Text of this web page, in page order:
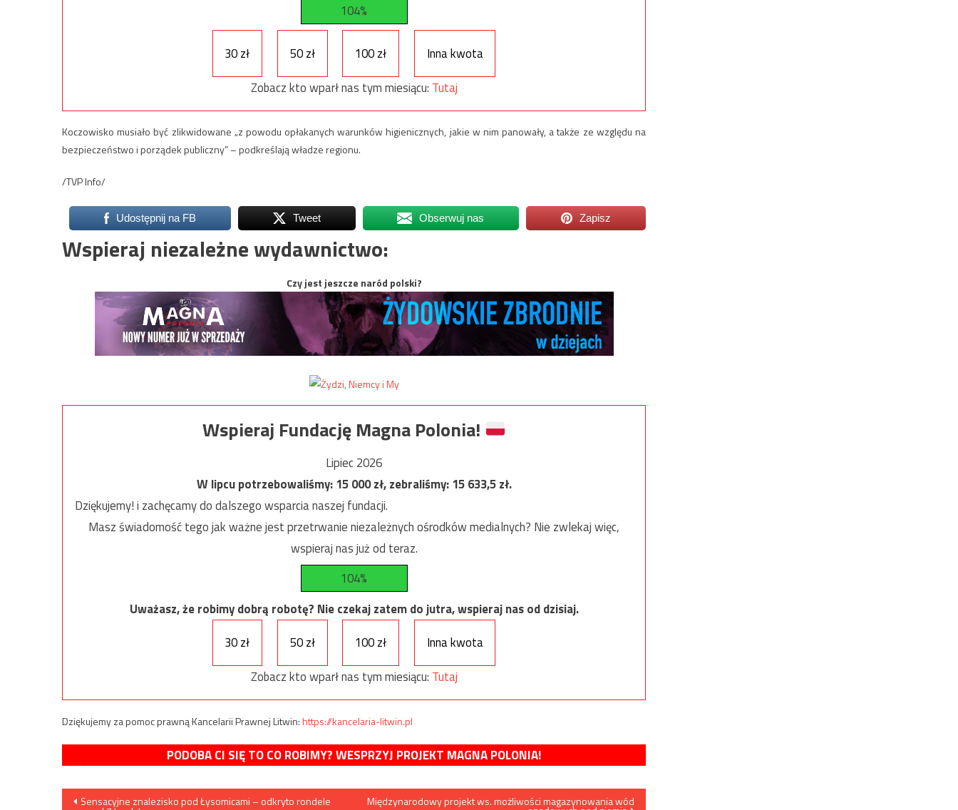
104%
30 zł 50 zł 100 zł
Inna kwota
Zobacz kto wparł nas tym miesiącu: Tutaj
Koczowisko musiało być zlikwidowane „z powodu opłakanych warunków higienicznych, jakie w nim panowały, a także ze względu na
bezpieczeństwo i porządek publiczny” – podkreślają władze regionu.
/TVP Info/
Udostępnij na FB Tweet Obserwuj nas Zapisz
Wspieraj niezależne wydawnictwo:
Czy jest jeszcze naród polski?
Wspieraj Fundację Magna Polonia!
Lipiec 2026
W lipcu potrzebowaliśmy:15 000zł, zebraliśmy:15 633,5zł.
Dziękujemy! i zachęcamy do dalszego wsparcia naszej fundacji.
Masz świadomość tego jak ważne jest przetrwanie niezależnych ośrodków medialnych? Nie zwlekaj więc,
wspieraj nas już od teraz.
104%
Uważasz, że robimy dobrą robotę? Nie czekaj zatem do jutra, wspieraj nas od dzisiaj.
30 zł
50 zł 100 zł
Inna kwota
Zobacz kto wparł nas tym miesiącu: Tutaj
Dziękujemy za pomoc prawną Kancelarii Prawnej Litwin:https://kancelaria-litwin.pl
PODOBA CI SIĘ TO CO ROBIMY? WESPRZYJ PROJEKT MAGNA POLONIA!
Nawigacja
Sensacyjne znalezisko pod Łysomicami – odkryto rondele Międzynarodowy projekt ws. możliwości magazynowania wód